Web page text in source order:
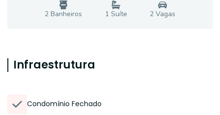
2 Banheiros 1 Suíte 2Vagas
Infraestrutura
Condomínio Fechado